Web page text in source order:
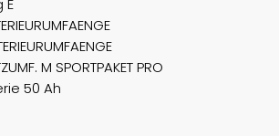
M SPORTPAKET PRO
50 Ah